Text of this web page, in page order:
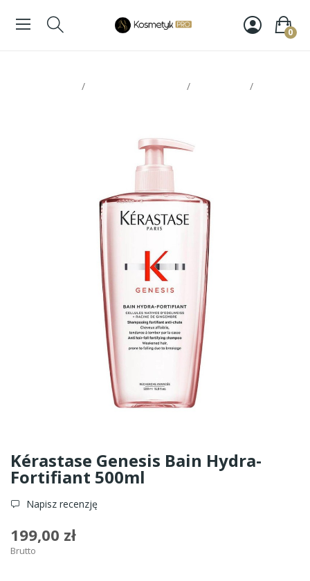
0
Kérastase Genesis Bain Hydra-
Fortifiant 500ml
Napisz recenzję
199,00 zł
Brutto